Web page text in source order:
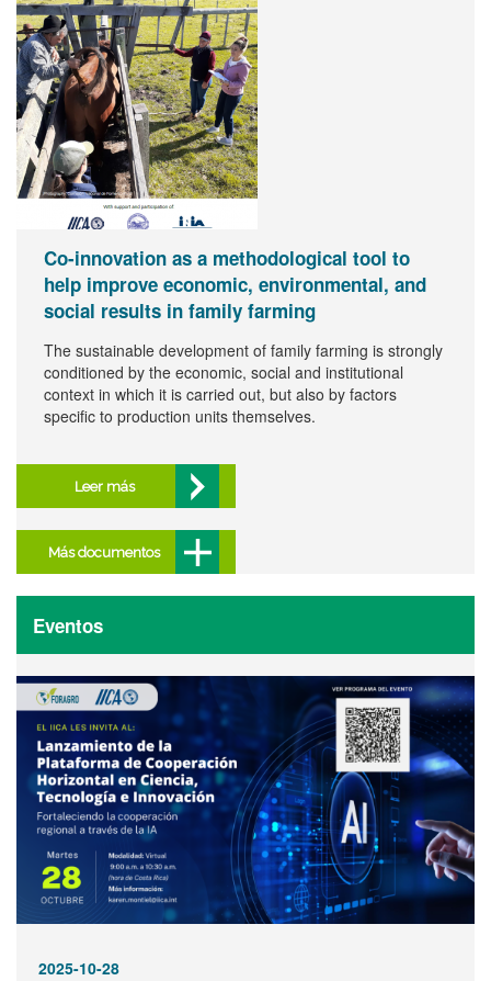
Co-innovation as a methodological tool to
help improve economic, environmental, and
social results in family farming
The sustainable development of family farming is strongly
conditioned by the economic, social and institutional
context in which it is carried out, but also by factors
specific to production units themselves.
Leer más
Más documentos
Eventos
2025-10-28